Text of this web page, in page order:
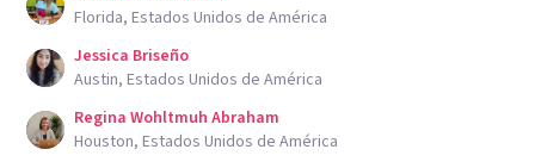
Florida, Estados Unidos de América
Jessica Briseño
Austin, Estados Unidos de América
Regina Wohltmuh Abraham
Houston, Estados Unidos de América